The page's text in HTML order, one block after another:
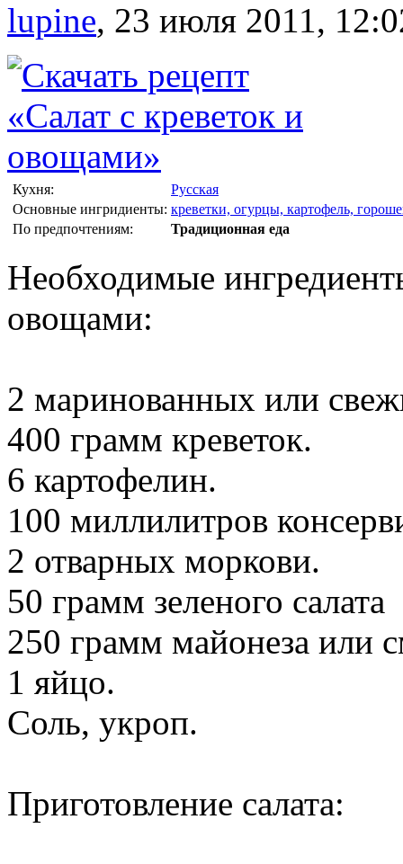
lupine, 23 июля 2011,
Кухня:
Русская
Основные ингридиенты: креветки, огурцы, картофель,
По предпочтениям:
Традиционная еда
Необходимые
овощами:
2 маринованных или
400 грамм креветок.
6 картофелин.
100 миллилитров
2 отварных моркови.
50 грамм зеленого салата
250 грамм майонеза или
1 яйцо.
Соль, укроп.
Приготовление салата: